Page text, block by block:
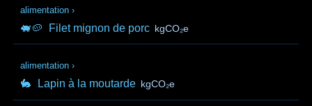
alimentation ›
🐖🥔 Filet mignon de porc kgCO₂e
alimentation ›
🐇 Lapin à la moutarde kgCO₂e